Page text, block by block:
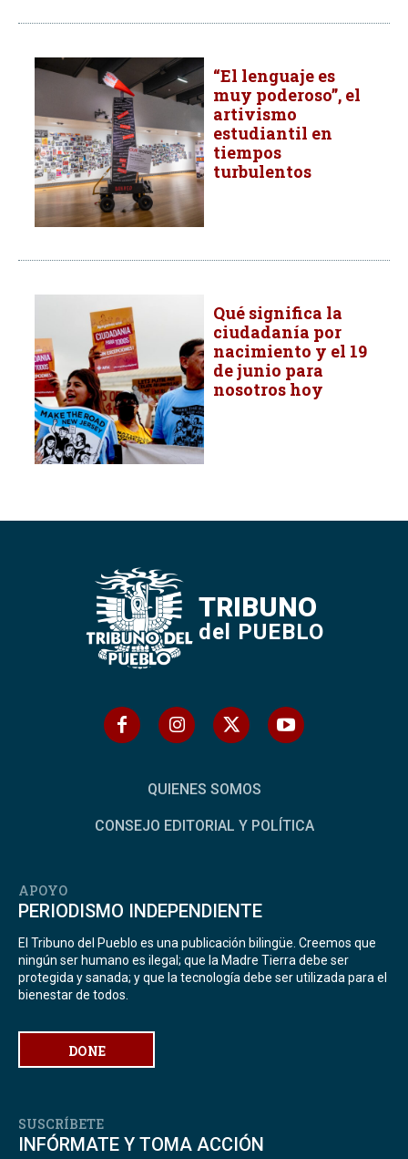
“El lenguaje es
muy poderoso”, el
artivismo
estudiantil en
tiempos
turbulentos
Qué significa la
ciudadanía por
nacimiento y el 19
de junio para
nosotros hoy
TRIBUNO
del PUEBLO
QUIENES SOMOS
CONSEJO EDITORIAL Y POLÍTICA
APOYO
PERIODISMO INDEPENDIENTE
El Tribuno del Pueblo es una publicación bilingüe. Creemos que
ningún ser humano es ilegal; que la Madre Tierra debe ser
protegida y sanada; y que la tecnología debe ser utilizada para el
bienestar de todos.
DONE
SUSCRÍBETE
INFÓRMATE Y TOMA ACCIÓN